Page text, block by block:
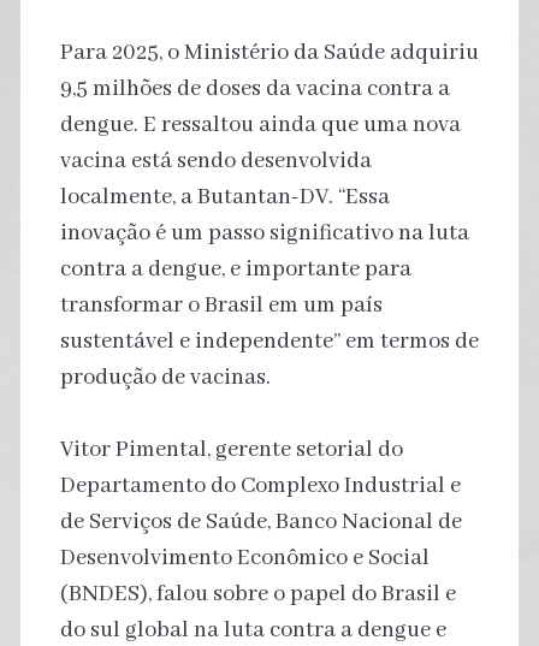
Para 2025, o Ministério da Saúde adquiriu
9,5 milhões de doses da vacina contra a
dengue. E ressaltou ainda que uma nova
vacina está sendo desenvolvida
localmente, a Butantan-DV. “Essa
inovação é um passo significativo na luta
contra a dengue, e importante para
transformar o Brasil em um país
sustentável e independente” em termos de
produção de vacinas.
Vitor Pimental, gerente setorial do
Departamento do Complexo Industrial e
de Serviços de Saúde, Banco Nacional de
Desenvolvimento Econômico e Social
(BNDES), falou sobre o papel do Brasil e
do sul global na luta contra a dengue e